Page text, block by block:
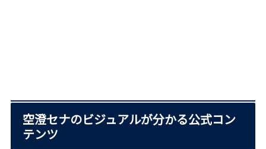
空澄セナのビジュアルが分かる公式コン
テンツ